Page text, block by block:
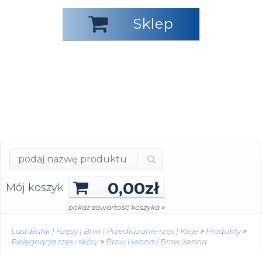
Sklep
Mój koszyk 0,00zł
pokaż zawartość koszyka »
LashButik | Rzęsy | Brwi | Przedłużanie rzęs | Kleje > Produkty>
Pielęgnacja rzęs i skóry> Brow Henna / Brow Xenna